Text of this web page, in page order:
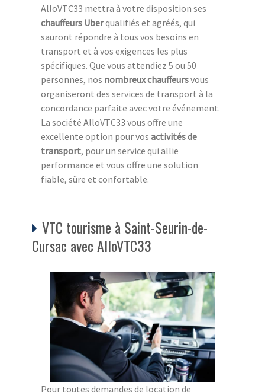
AlloVTC33 mettra à votre disposition ses
chauffeurs Uberqualifiés et agréés, qui
sauront répondre à tous vos besoins en
transport et à vos exigences les plus
spécifiques. Que vous attendiez 5 ou 50
personnes, nos nombreux chauffeursvous
organiseront des services de transport à la
concordance parfaite avec votre événement.
La société AlloVTC33 vous offre une
excellente option pour vos activités de
transport, pour un service qui allie
performance et vous offre une solution
fiable, sûre et confortable.
VTC tourisme à Saint-Seurin-de-
Cursac avec AlloVTC33
Pour toutes demandes de location de